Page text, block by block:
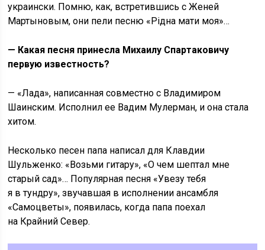
украински. Помню, как, встретившись с Женей
Мартыновым, они пели песню «Рiдна мати моя»…
— Какая песня принесла Михаилу Спартаковичу
первую известность?
— «Лада», написанная совместно с Владимиром
Шаинским. Исполнил ее Вадим Мулерман, и она стала
хитом.
Несколько песен папа написал для Клавдии
Шульженко: «Возьми гитару», «О чем шептал мне
старый сад»… Популярная песня «Увезу тебя
я в тундру», звучавшая в исполнении ансамбля
«Самоцветы», появилась, когда папа поехал
на Крайний Север.